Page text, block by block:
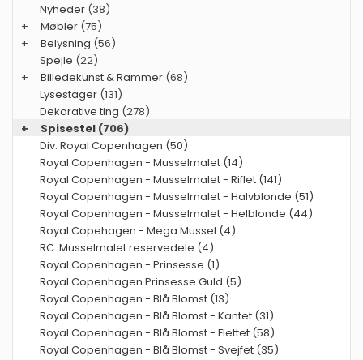
Nyheder (38)
+
Møbler (75)
+
Belysning (56)
Spejle (22)
+
Billedekunst & Rammer (68)
Lysestager (131)
Dekorative ting (278)
+
Spisestel (706)
Div. Royal Copenhagen (50)
Royal Copenhagen - Musselmalet (14)
Royal Copenhagen - Musselmalet - Riflet (141)
Royal Copenhagen - Musselmalet - Halvblonde (51)
Royal Copenhagen - Musselmalet - Helblonde (44)
Royal Copehagen - Mega Mussel (4)
RC. Musselmalet reservedele (4)
Royal Copenhagen - Prinsesse (1)
Royal Copenhagen Prinsesse Guld (5)
Royal Copenhagen - Blå Blomst (13)
Royal Copenhagen - Blå Blomst - Kantet (31)
Royal Copenhagen - Blå Blomst - Flettet (58)
Royal Copenhagen - Blå Blomst - Svejfet (35)